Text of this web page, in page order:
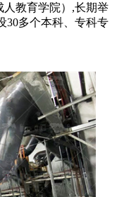
教育学院）,长期举
30多个本科、专科专